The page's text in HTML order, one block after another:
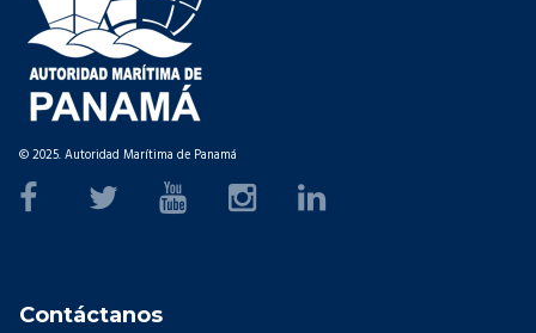
© 2025. Autoridad Marítima de Panamá
Contáctanos